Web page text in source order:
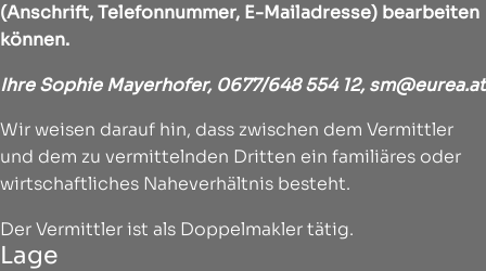
(Anschrift, Telefonnummer, E-Mailadresse) bearbeiten
können.
Ihre Sophie Mayerhofer, 0677/648 554 12, sm@eurea.at
Wir weisen darauf hin, dass zwischen dem Vermittler
und dem zu vermittelnden Dritten ein familiäres oder
wirtschaftliches Naheverhältnis besteht.
Der Vermittler ist als Doppelmakler tätig.
Lage